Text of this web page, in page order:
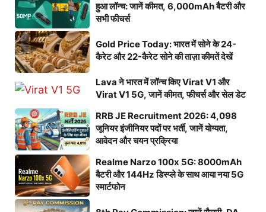
हुआ लॉन्च: जानें कीमत, 6,000mAh बैटरी और
सभी फीचर्स
Gold Price Today: भारत में सोने के 24-
कैरेट और 22-कैरेट सोने की ताज़ा कीमतें देखें
Lava ने भारत में लॉन्च किए Virat V1 और
Virat V1 5G, जानें कीमत, फीचर्स और सेल डेट
RRB JE Recruitment 2026: 4,098
जूनियर इंजीनियर पदों पर भर्ती, जानें योग्यता,
आवेदन और चयन प्रक्रिया
Realme Narzo 100x 5G: 8000mAh
बैटरी और 144Hz डिस्प्ले के साथ आया नया 5G
स्मार्टफोन